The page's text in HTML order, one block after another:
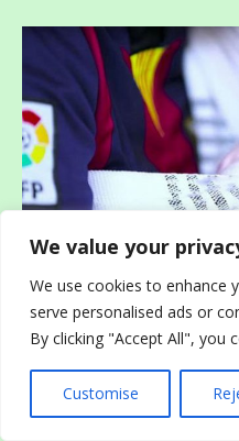
We value your
We use cookies to enhance
serve personalised ads or
By clicking "Accept All", you
Customise
«Нам не нужны врачи и
— с гордостью
женщин достаточно
страдал от осложнений